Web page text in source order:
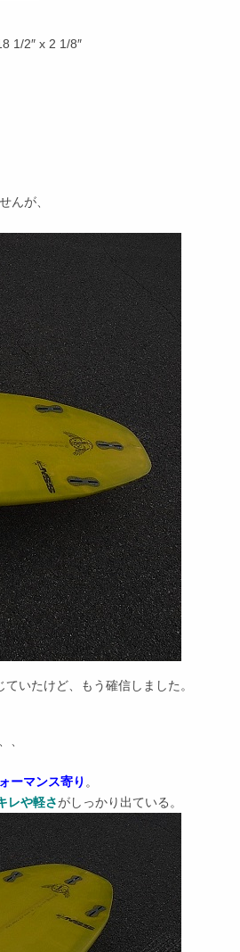
1/2″ x 2 1/8″
んが、
ていたけど、もう確信しました。
、
ーマンス寄り 。
レや軽さがしっかり出ている。